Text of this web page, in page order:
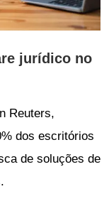
jurídico no
Reuters,
dos escritórios
de soluções de